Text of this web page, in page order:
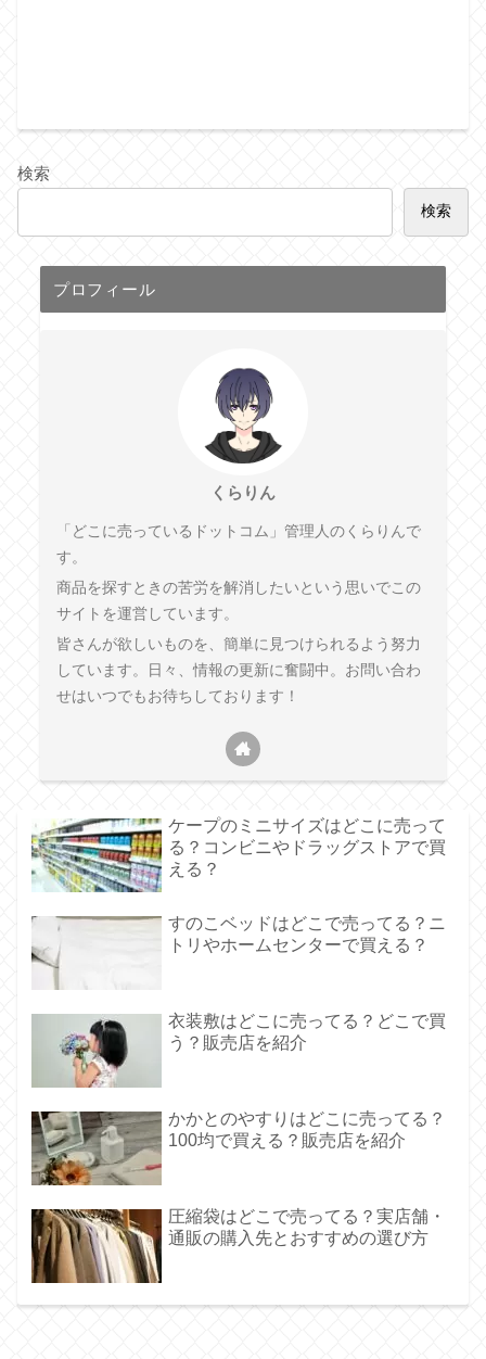
検索
検索
プロフィール
くらりん
「どこに売っているドットコム」管理人のくらりんで
す。
商品を探すときの苦労を解消したいという思いでこの
サイトを運営しています。
皆さんが欲しいものを、簡単に見つけられるよう努力
しています。日々、情報の更新に奮闘中。お問い合わ
せはいつでもお待ちしております！
ケープのミニサイズはどこに売って
る？コンビニやドラッグストアで買
える？
すのこベッドはどこで売ってる？ニ
トリやホームセンターで買える？
衣装敷はどこに売ってる？どこで買
う？販売店を紹介
かかとのやすりはどこに売ってる？
100均で買える？販売店を紹介
圧縮袋はどこで売ってる？実店舗・
通販の購入先とおすすめの選び方